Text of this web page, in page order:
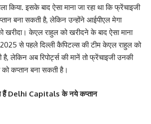
किया. इसके बाद ऐसा माना जा रहा था कि फ्रेंचाइजी
बना सकती है, लेकिन उन्होंने आईपीएल मेगा
केएल राहुल को खरीदने के बाद ऐसा माना
से पहले दिल्ली कैपिटल्स की टीम केएल राहुल को
लेकिन अब रिपोर्ट्स की मानें तो फ्रेंचाइजी उनकी
कप्तान बना सकती है।
हैं Delhi Capitals के नये कप्तान